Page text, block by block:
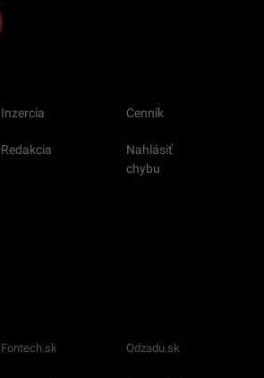
Inzercia Cenník
Redakcia
Nahlásiť
chybu
Fontech.sk Odzadu.sk